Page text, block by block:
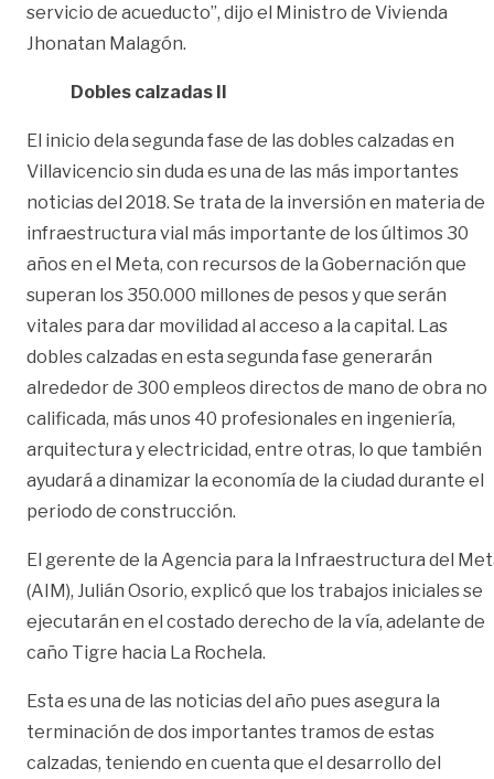
servicio de acueducto”, dijo el Ministro de Vivienda
Jhonatan Malagón.
Dobles calzadas II
El inicio dela segunda fase de las dobles calzadas en
Villavicencio sin duda es una de las más importantes
noticias del 2018. Se trata de la inversión en materia de
infraestructura vial más importante de los últimos 30
años en el Meta, con recursos de la Gobernación que
superan los 350.000 millones de pesos y que serán
vitales para dar movilidad al acceso a la capital. Las
dobles calzadas en esta segunda fase generarán
alrededor de 300 empleos directos de mano de obra no
calificada, más unos 40 profesionales en ingeniería,
arquitectura y electricidad, entre otras, lo que también
ayudará a dinamizar la economía de la ciudad durante el
periodo de construcción.
El gerente de la Agencia para la Infraestructura del
(AIM), Julián Osorio, explicó que los trabajos iniciales se
ejecutarán en el costado derecho de la vía, adelante de
caño Tigre hacia La Rochela.
Esta es una de las noticias del año pues asegura la
terminación de dos importantes tramos de estas
calzadas, teniendo en cuenta que el desarrollo del